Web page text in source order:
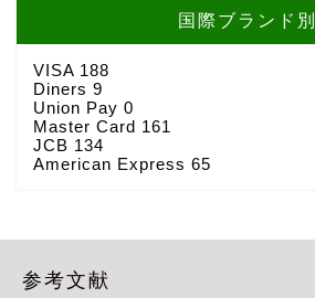
国際ブランド別
VISA 188
Diners 9
Union Pay 0
Master Card 161
JCB 134
American Express 65
参考文献